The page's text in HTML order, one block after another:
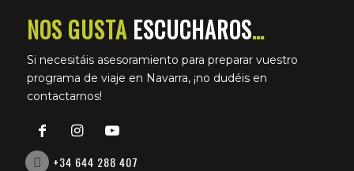
NOS GUSTAESCUCHAROS…
Si necesitáis asesoramiento para preparar vuestro
programa de viaje en Navarra, ¡no dudéis en
contactarnos!
+34 644 288 407